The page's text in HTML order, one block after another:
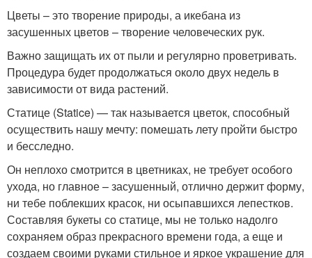
Цветы – это творение природы, а икебана из
засушенных цветов – творение человеческих рук.
Важно защищать их от пыли и регулярно проветривать.
Процедура будет продолжаться около двух недель в
зависимости от вида растений.
Статице (Statice) — так называется цветок, способный
осуществить нашу мечту: помешать лету пройти быстро
и бесследно.
Он неплохо смотрится в цветниках, не требует особого
ухода, но главное – засушенный, отлично держит форму,
ни тебе поблекших красок, ни осыпавшихся лепестков.
Составляя букеты со статице, мы не только надолго
сохраняем образ прекрасного времени года, а еще и
создаем своими руками стильное и яркое украшение для